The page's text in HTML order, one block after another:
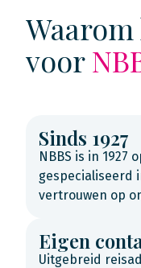
voor
Sinds 1927
NBBS is in 1927
gespecialiseerd
vertrouwen op
Eigen
Uitgebreid